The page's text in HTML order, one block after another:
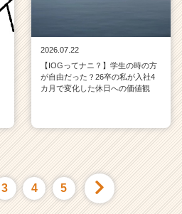
2026.07.22
【IOGってナニ？】学生の時の方
が自由だった？26卒の私が入社4
カ月で変化した休日への価値観
3 4 5